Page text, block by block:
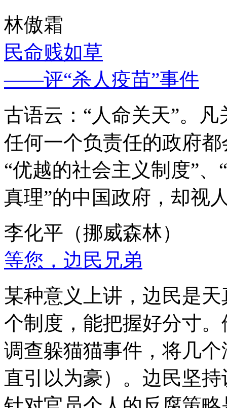
林傲霜
民命贱如草
——评“杀人疫苗”事件
古语云：“人命关天”。
任何一个负责任的政府
“优越的社会主义制度”
真理”的中国政府，却视
李化平（挪威森林）
等您，边民兄弟
某种意义上讲，边民是
个制度，能把握好分寸
调查躲猫猫事件，将几
直引以为豪）。边民坚